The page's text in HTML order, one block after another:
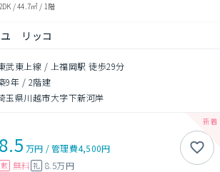
/44.7㎡ / 1階
ユ リッコ
武東上線 / 上福岡駅 徒歩29分
9年 / 2階建
玉県川越市大字下新河岸
8.5 万円 /管理費4,500円
敷 無料 礼 8.5万円